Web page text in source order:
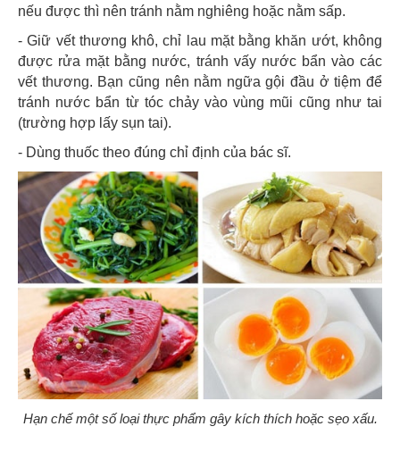
nếu được thì nên tránh nằm nghiêng hoặc nằm sấp.
- Giữ vết thương khô, chỉ lau mặt bằng khăn ướt, không
được rửa mặt bằng nước, tránh vấy nước bẩn vào các
vết thương. Bạn cũng nên nằm ngữa gội đầu ở tiệm để
tránh nước bẩn từ tóc chảy vào vùng mũi cũng như tai
(trường hợp lấy sụn tai).
- Dùng thuốc theo đúng chỉ định của bác sĩ.
Hạn chế một số loại thực phẩm gây kích thích hoặc sẹo xấu.